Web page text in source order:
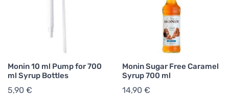
Monin 10 ml Pump for 700
ml Syrup Bottles
5,90 €
Monin Sugar Free Caramel
Syrup 700 ml
14,90 €